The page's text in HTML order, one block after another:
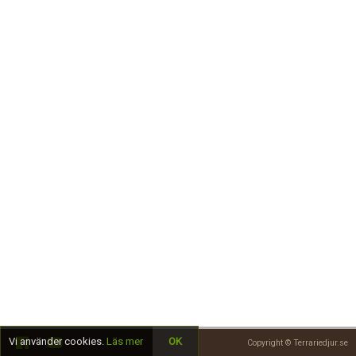
Copyright © Terrariedjur.se
Vi använder cookies. Läs mer OK